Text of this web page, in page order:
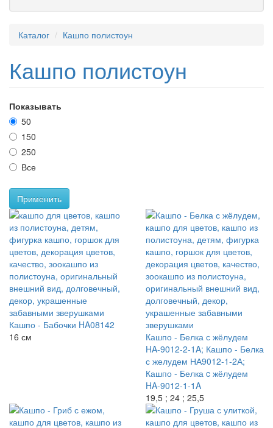
Каталог Кашпо полистоун
Кашпо полистоун
Показывать
50
150
250
Все
Применить
Кашпо - Бабочки HA08142
16 см
Кашпо - Белка с жёлудем
HA-9012-2-1A; Кашпо - Белка
с желудем НА9012-1-2А;
Кашпо - Белка c жёлудем
HA-9012-1-1A
19,5 ; 24 ; 25,5